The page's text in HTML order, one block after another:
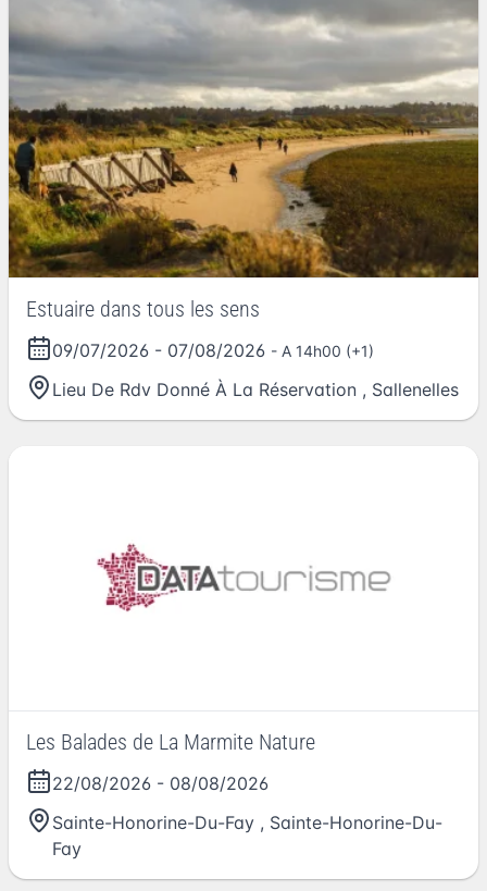
Estuaire dans tous les sens
09/07/2026 - 07/08/2026 - A 14h00 (+1)
Lieu De Rdv Donné À La Réservation , Sallenelles
Les Balades de La Marmite Nature
22/08/2026 - 08/08/2026
Sainte-Honorine-Du-Fay , Sainte-Honorine-Du-
Fay